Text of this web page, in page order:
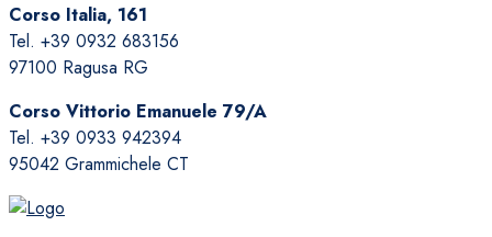
Corso Italia, 161
Tel. +39 0932 683156
97100 Ragusa RG
Corso Vittorio Emanuele 79/A
Tel. +39 0933 942394
95042 Grammichele CT